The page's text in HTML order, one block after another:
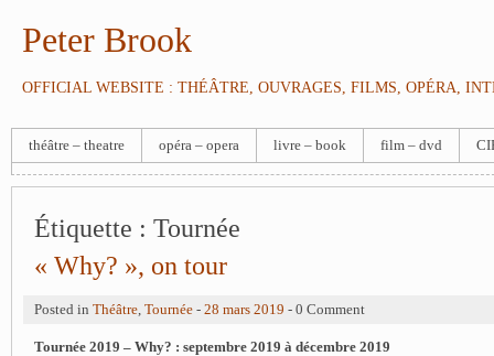
Peter Brook
OFFICIAL WEBSITE : THÉÂTRE, OUVRAGES, FILMS, OPÉRA,
théâtre – theatre opéra – opera livre – book film – dvd
Étiquette : Tournée
« Why? », on tour
Posted in Théâtre, Tournée - 28 mars 2019 - 0 Comment
Tournée 2019 – Why? : septembre 2019 à décembre 2019